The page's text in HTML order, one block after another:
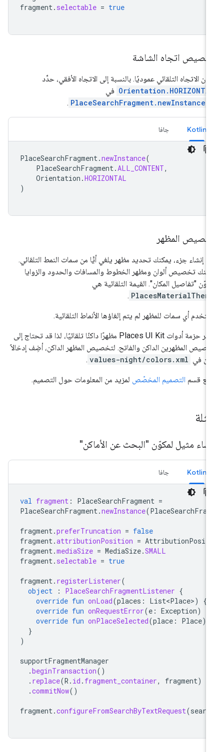
fragment.selectable = true
اتجاه الشاشة
الاتجاه التلقائي عموديًا. بالنسبة إلى الاتجاه الأفقي، حدِّد
في
.
Kotlin
PlaceSearchFragment.newInstance
PlaceSearchFragment.ALL_CONTENT
Orientation.HORIZONTAL
المظهر
إنشاء جزء، يمكنك تحديد مظهر يلغي أيًّا من سمات النمط التلقائي.
تخصيص ألوان ومظهر الخطوط والمسافات والحدود والزوايا
"تفاصيل المكان". القيمة التلقائية هي
.
أي سمات للمظهر لم يتم إلغاؤها الأنماط التلقائية.
توفّر حزمة أدوات Places UI Kit مظهرًا داكنًا تلقائيًا، لذا قد تحتاج إلى
المظهرين الداكن والفاتح. لتخصيص المظهر الداكن، أضِف إدخالاً
في values-night/colors.xml
.
قسمالتصميم المخصّصلمزيد من المعلومات حول التصميم.
مثيل لمكوّن "البحث عن الأماكن"
Kotlin
val fragment: PlaceSearchFragment
PlaceSearchFragment.newInstance(
fragment.preferTruncation = false
fragment.attributionPosition =
fragment.mediaSize = MediaSize.SMALL
fragment.selectable = true
fragment.registerListener
object
: PlaceSearchFragmentListener
override
fun onLoad(places: List<Place>
override
fun onRequestError e: Exception
override
fun onPlaceSelected(place: Place
supportFragmentManager
.beginTransaction
.replace (R . id.fragment_container, fragment
.commitNow
fragment.configureFromSearchByTextRequest(